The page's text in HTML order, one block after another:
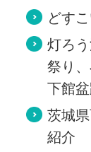
どす
灯ろ
祭り
下館盆
茨城
紹介